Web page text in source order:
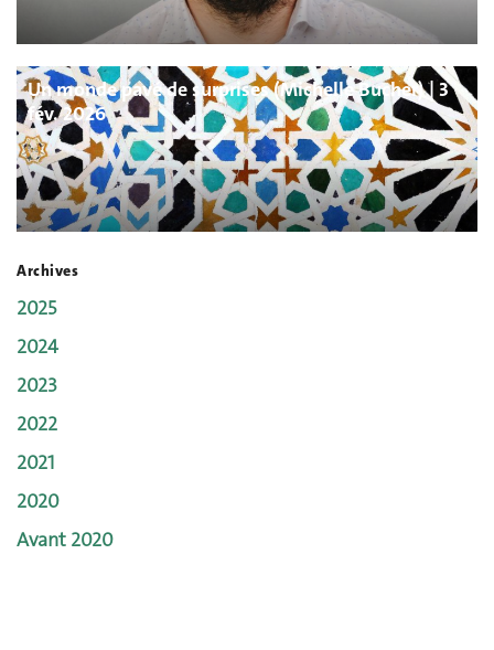
Un monde pavé de surprises (Michelle Bucher) | 3
fév. 2026
Archives
2025
2024
2023
2022
2021
2020
Avant 2020